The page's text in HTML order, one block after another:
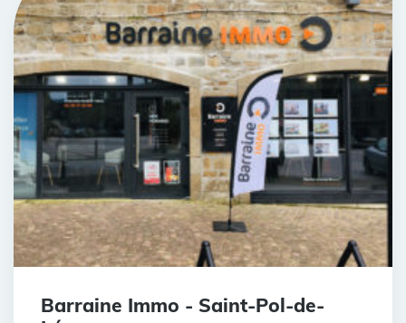
Barraine Immo - Saint-Pol-de-